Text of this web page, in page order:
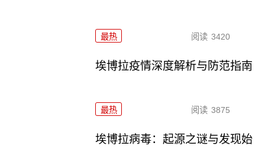
最热 阅读 3420
埃博拉疫情深度解析与防范指南
最热 阅读 3875
埃博拉病毒：起源之谜与发现始